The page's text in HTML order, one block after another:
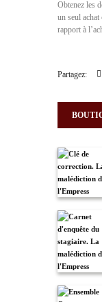
Obtenez les
un seul
rapport à
Partagez: